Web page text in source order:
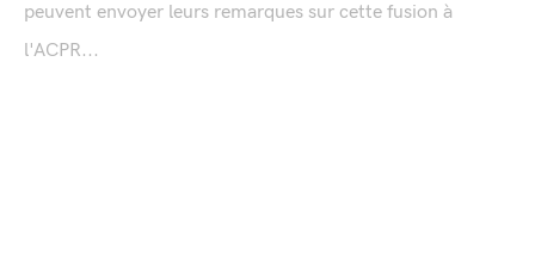
peuvent envoyer leurs remarques sur cette fusion à
l'ACPR...